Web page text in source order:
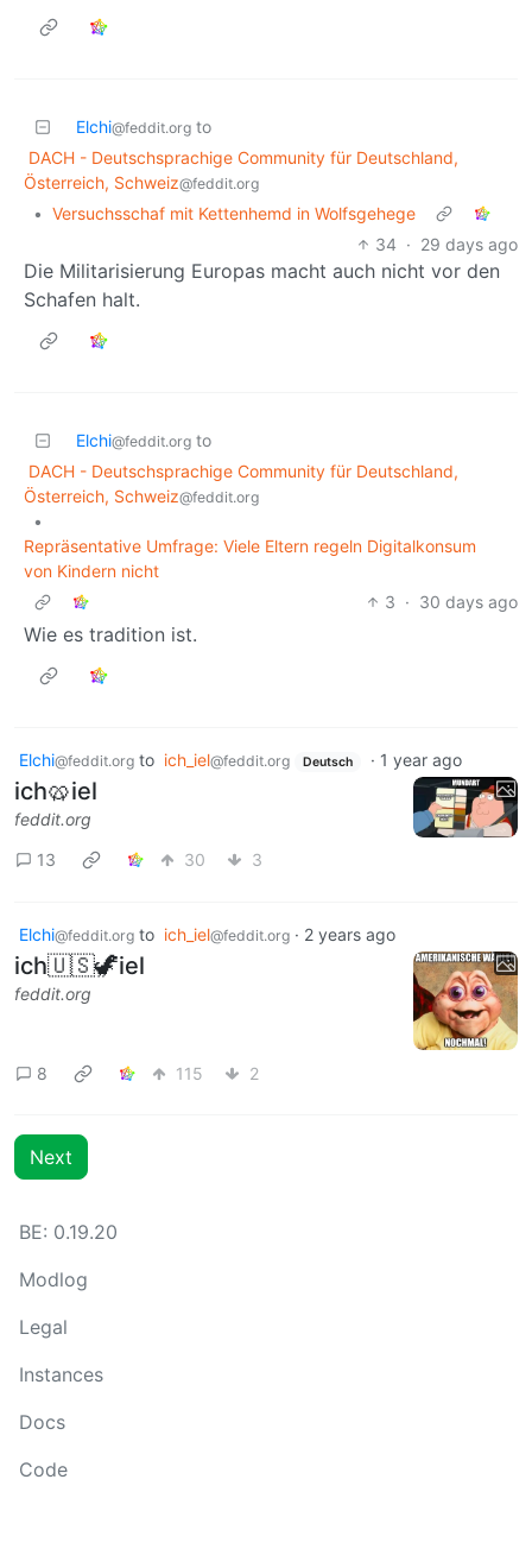
Elchi@feddit.org to
DACH - Deutschsprachige Community für Deutschland,
Österreich, Schweiz@feddit.org
• Versuchsschaf mit Kettenhemd in Wolfsgehege
34 · 29 days ago
Die Militarisierung Europas macht auch nicht vor den
Schafen halt.
Elchi@feddit.org to
DACH - Deutschsprachige Community für Deutschland,
Österreich, Schweiz@feddit.org
•
Repräsentative Umfrage: Viele Eltern regeln Digitalkonsum
von Kindern nicht
3 · 30 days ago
Wie es tradition ist.
Elchi@feddit.org to ich_iel@feddit.org Deutsch · 1 year ago
ich🥨iel
feddit.org
13
30 3
Elchi@feddit.org to ich_iel@feddit.org · 2 years ago
ich🇺🇸🦖iel
feddit.org
8 115 2
Next
BE: 0.19.20
Modlog
Legal
Instances
Docs
Code